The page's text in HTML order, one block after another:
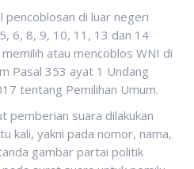
pencoblosan di luar negeri
6, 8, 9, 10, 11, 13 dan 14
atau mencoblos WNI di
Pasal 353 ayat 1 Undang
tentang Pemilihan Umum.
pemberian suara dilakukan
kali, yakni pada nomor, nama,
gambar partai politik